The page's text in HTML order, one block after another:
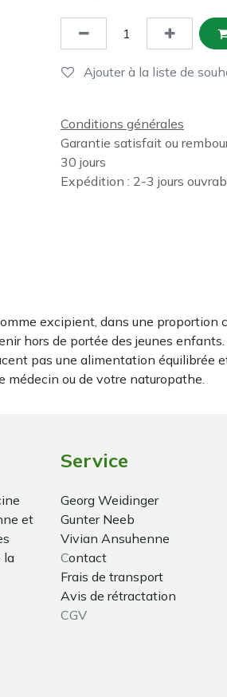
Ajouter à la liste de
Conditions générales
Garantie satisfait ou
30 jours
Expédition : 2-3 jours
excipient, dans une proportion
hors de portée des jeunes
pas une alimentation équilibrée
ou de votre naturopathe.
et
la
Service
Georg Weidinger
Gunter Neeb
Vivian Ansuhenne
Contact
Frais de transport
Avis de rétractation
CGV